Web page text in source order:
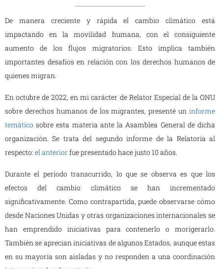
De manera creciente y rápida el cambio climático está
impactando en la movilidad humana, con el consiguiente
aumento de los flujos migratorios. Esto implica también
importantes desafíos en relación con los derechos humanos de
quienes migran.
En octubre de 2022, en mi carácter de Relator Especial de la ONU
sobre derechos humanos de los migrantes, presenté un informe
temático sobre esta materia ante la Asamblea General de dicha
organización. Se trata del segundo informe de la Relatoría al
respecto: el anteriorfue presentado hace justo 10 años.
Durante el período transcurrido, lo que se observa es que los
efectos del cambio climático se han incrementado
significativamente. Como contrapartida, puede observarse cómo
desde Naciones Unidas y otras organizaciones internacionales se
han emprendido iniciativas para contenerlo o morigerarlo.
También se aprecian iniciativas de algunos Estados, aunque estas
en su mayoría son aisladas y no responden a una coordinación